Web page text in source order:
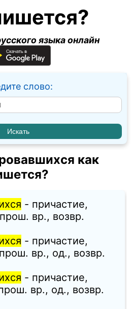
языка онлайн
слово:
как
- причастие,
вр., возвр.
- причастие,
вр., од., возвр.
- причастие,
вр., од., возвр.